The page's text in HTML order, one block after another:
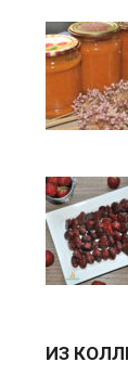
ИЗ